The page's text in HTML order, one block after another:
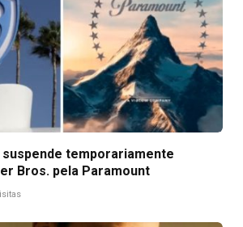
suspende temporariamente
Bros. pela Paramount